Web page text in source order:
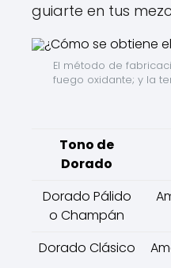
guiarte en tus
El método de
fuego oxidante; y la
Tono de
Dorado
Dorado Pálido
o Champán
Dorado Clásico